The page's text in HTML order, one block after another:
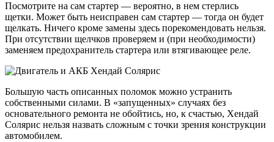
Посмотрите на сам стартер — вероятно, в нем стерлись
щетки. Может быть неисправен сам стартер — тогда он будет
щелкать. Ничего кроме замены здесь порекомендовать нельзя.
При отсутствии щелчков проверяем и (при необходимости)
заменяем предохранитель стартера или втягивающее реле.
Большую часть описанных поломок можно устранить
собственными силами. В «запущенных» случаях без
основательного ремонта не обойтись, но, к счастью, Хендай
Солярис нельзя назвать сложным с точки зрения конструкции
автомобилем.